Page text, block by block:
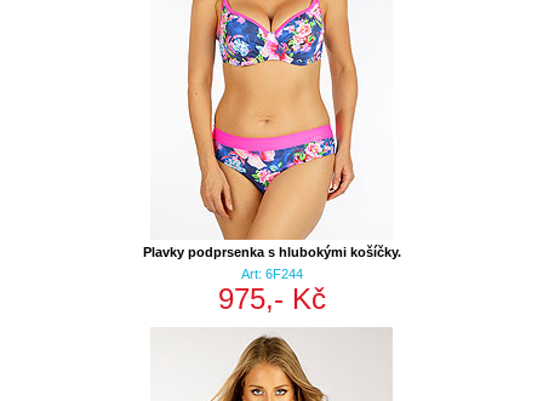
Plavky podprsenka s hlubokými košíčky.
Art: 6F244
975,- Kč